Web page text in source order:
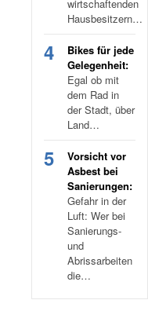
wirtschaftenden
Hausbesitzern…
4
Bikes für jede
Gelegenheit:
Egal ob mit
dem Rad in
der Stadt, über
Land…
5
Vorsicht vor
Asbest bei
Sanierungen:
Gefahr in der
Luft: Wer bei
Sanierungs-
und
Abrissarbeiten
die…